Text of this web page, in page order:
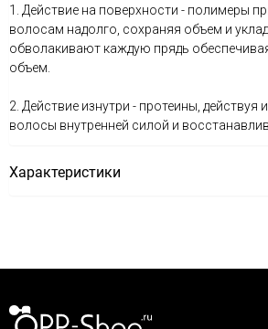
1. Действие на поверхности - полимеры
волосам надолго, сохраняя объем и
обволакивают каждую прядь
объем.
2. Действие изнутри - протеины, действуя
волосы внутренней силой и
Характеристики